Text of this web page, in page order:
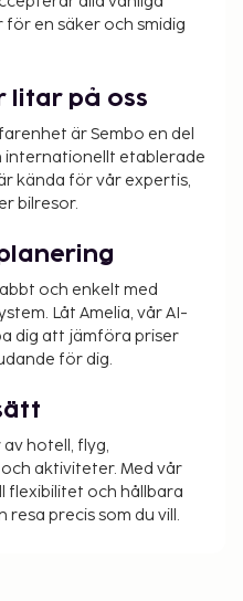
mellan 09.00 och
som reser med
barnets
(t.ex. pass)
en av föräldrarna
Brasilien med barnet,
uppvisa
undertecknad av
till barnets
Föräldrar
inte kan eller vill
måste inneha juridisk
att resa till
innan resan för
bor gratis i förälders
om inga extrasängar
en säker och smidig
litar på oss
är Sembo en del
internationellt etablerade
kända för vår expertis,
bilresor.
och enkelt med
Låt Amelia, vår AI-
dig att jämföra priser
för dig.
hotell, flyg,
aktiviteter. Med vår
flexibilitet och hållbara
resa precis som du vill.